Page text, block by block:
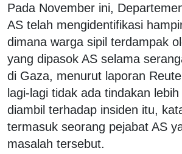
Pada November ini,
AS telah mengidentifikasi
dimana warga sipil terdampak
yang dipasok AS selama
di Gaza, menurut laporan
lagi-lagi tidak ada tindakan
diambil terhadap insiden itu,
termasuk seorang pejabat AS
masalah tersebut.